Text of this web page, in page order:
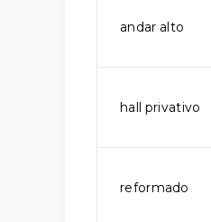
andar alto
hall privativo
reformado